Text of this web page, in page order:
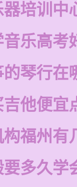
培训中
乐高考
琴行在
他便宜
福州有
多久学